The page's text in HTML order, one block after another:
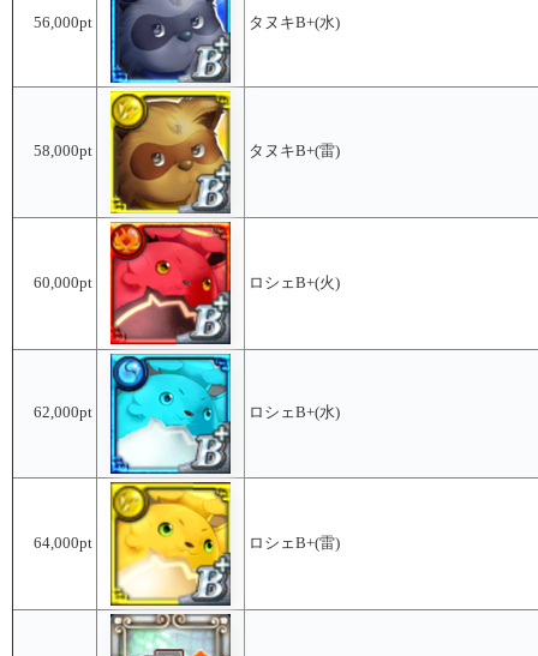
56,000pt タヌキB+(水)
58,000pt タヌキB+(雷)
60,000pt ロシェB+(火)
62,000pt ロシェB+(水)
64,000pt ロシェB+(雷)